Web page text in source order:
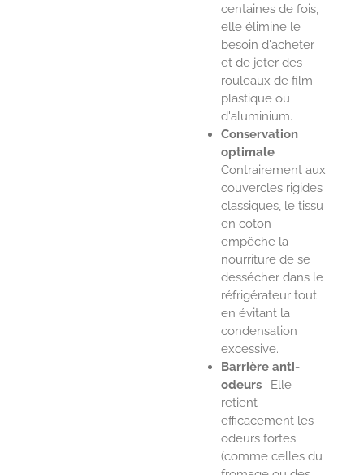
centaines de fois,
elle élimine le
besoin d'acheter
et de jeter des
rouleaux de film
plastique ou
d'aluminium.
Conservation
optimale:
Contrairement aux
couvercles rigides
classiques, le tissu
en coton
empêche la
nourriture de se
dessécher dans le
réfrigérateur tout
en évitant la
condensation
excessive.
Barrière anti-
odeurs: Elle
retient
efficacement les
odeurs fortes
(comme celles du